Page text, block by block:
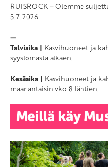
RUISROCK – Olemme
5.7.2026
—
Talviaika | Kasvihuoneet ja
syyslomasta alkaen.
Kesäaika | Kasvihuoneet ja
maanantaisin vko 8 lähtien.